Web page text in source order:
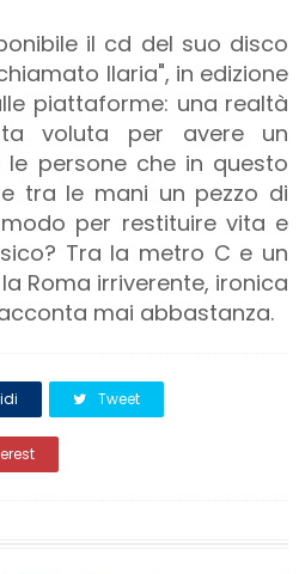
il cd del suo disco
Ilaria", in edizione
piattaforme: una realtà
voluta per avere un
persone che in questo
tra le mani un pezzo di
per restituire vita e
Tra la metro C e un
Roma irriverente, ironica
mai abbastanza.
Tweet